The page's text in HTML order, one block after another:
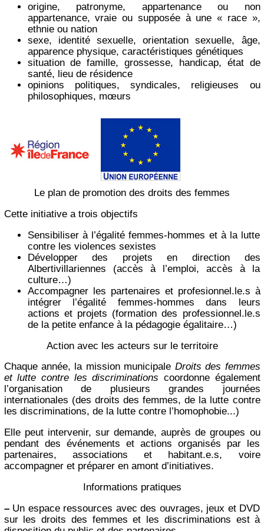
origine, patronyme, appartenance ou non
appartenance, vraie ou supposée à une « race »,
ethnie ou nation
sexe, identité sexuelle, orientation sexuelle, âge,
apparence physique, caractéristiques génétiques
situation de famille, grossesse, handicap, état de
santé, lieu de résidence
opinions politiques, syndicales, religieuses ou
philosophiques, mœurs
Le plan de promotion des droits des femmes
Cette initiative a trois objectifs
Sensibiliser à l’égalité femmes-hommes et à la lutte
contre les violences sexistes
Développer des projets en direction des
Albertivillariennes (accès à l’emploi, accès à la
culture…)
Accompagner les partenaires et profesionnel.le.s à
intégrer l’égalité femmes-hommes dans leurs
actions et projets (formation des professionnel.le.s
de la petite enfance à la pédagogie égalitaire…)
Action avec les acteurs sur le territoire
Chaque année, la mission municipale Droits des femmes
et lutte contre les discriminations coordonne également
l’organisation de plusieurs grandes journées
internationales (des droits des femmes, de la lutte contre
les discriminations, de la lutte contre l’homophobie...)
Elle peut intervenir, sur demande, auprès de groupes ou
pendant des événements et actions organisés par les
partenaires, associations et habitant.e.s, voire
accompagner et préparer en amont d’initiatives.
Informations pratiques
–Un espace ressources avec des ouvrages, jeux et DVD
sur les droits des femmes et les discriminations est à